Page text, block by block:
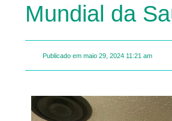
Mundial da
Publicado em maio 29, 2024 11:21 am